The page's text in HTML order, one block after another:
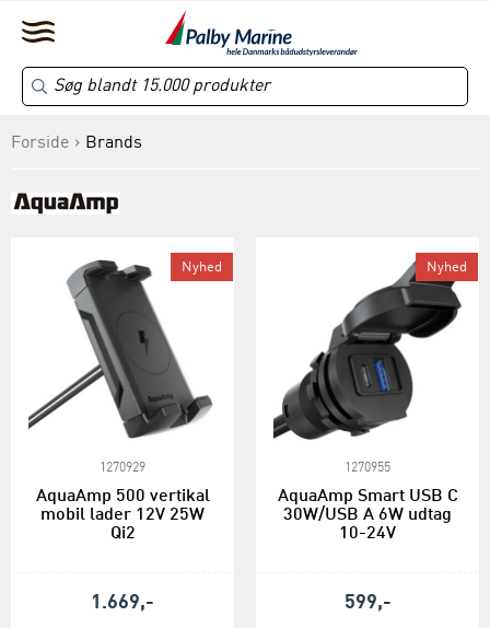
Forside Brands
Nyhed
1270929
AquaAmp 500 vertikal
mobil lader 12V 25W
Qi2
1.669,-
Nyhed
1270955
AquaAmp Smart USB C
30W/USB A 6W udtag
10-24V
599,-